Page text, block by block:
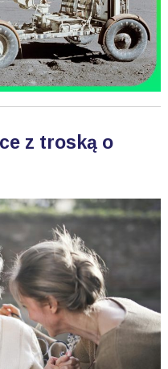
z troską o